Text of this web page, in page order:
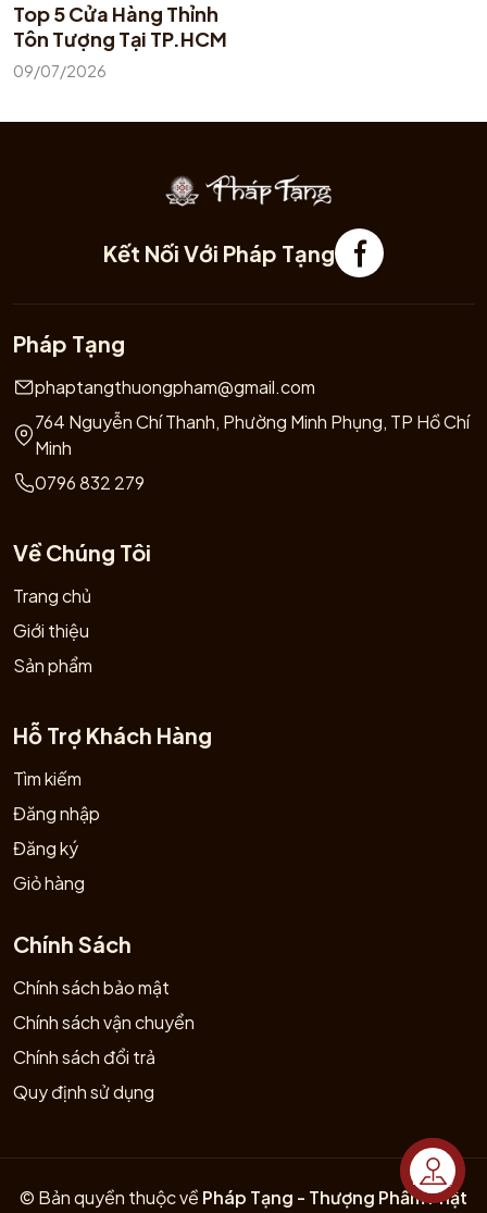
Top 5 Cửa Hàng Thỉnh
Tôn Tượng Tại TP.HCM
09/07/2026
Kết Nối Với Pháp Tạng
Pháp Tạng
phaptangthuongpham@gmail.com
764 Nguyễn Chí Thanh, Phường Minh Phụng, TP Hồ Chí
Minh
0796 832 279
Về Chúng Tôi
Trang chủ
Giới thiệu
Sản phẩm
Hỗ Trợ Khách Hàng
Tìm kiếm
Đăng nhập
Đăng ký
Giỏ hàng
Chính Sách
Chính sách bảo mật
Chính sách vận chuyển
Chính sách đổi trả
Quy định sử dụng
© Bản quyền thuộc về Pháp Tạng - Thượng Phẩm Phật
Liên hệ